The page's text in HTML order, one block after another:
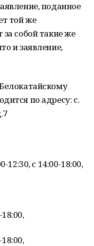
поданное
той же
собой такие же
и заявление,
по адресу: с.
12:30, с 14:00-18:00,
18:00,